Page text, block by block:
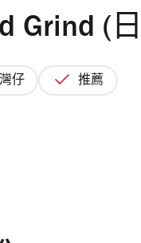
Grind (日
灣仔 推薦